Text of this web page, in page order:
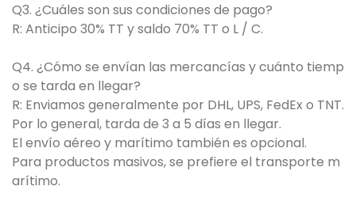
Q3. ¿Cuáles son sus condiciones de pago?
R: Anticipo 30% TT y saldo 70% TT o L / C.
Q4. ¿Cómo se envían las mercancías y cuánto tiemp
o se tarda en llegar?
R: Enviamos generalmente por DHL, UPS, FedEx o TNT.
Por lo general, tarda de 3 a 5 días en llegar.
El envío aéreo y marítimo también es opcional.
Para productos masivos, se prefiere el transporte m
arítimo.